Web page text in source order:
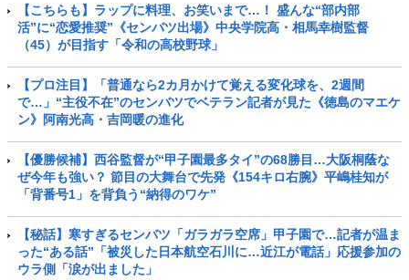
【こちらも】ラップに料理、お笑いまで…！ 盛んな“部内部
活”に“恋愛推奨”《センバツ出場》中央学院高・相馬幸樹監督
（45）が目指す「令和の高校野球」
【プロ注目】「普通なら2カ月かけて覚える変化球を、2週間
で…」“主役不在”のセンバツでベテラン記者が見た《徳島のマエケ
ン》阿南光高・吉岡暖の進化
【優勝候補】西谷監督が“甲子園最多タイ”の68勝目…大阪桐蔭な
ぜ今年も強い？ 節目の大舞台で先発《154キロ右腕》平嶋桂知が
「背番号1」を背負う“納得のワケ”
【秘話】寒すぎるセンバツ「ガラガラ空席」甲子園で…記者が温ま
った“ある話”「被災した日本航空石川に…近江が電話」応援参加の
ウラ側「涙が出ました」